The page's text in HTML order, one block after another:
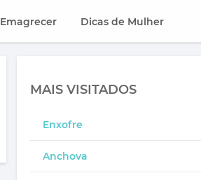
Emagrecer Dicas de Mulher
MAIS VISITADOS
Enxofre
Anchova